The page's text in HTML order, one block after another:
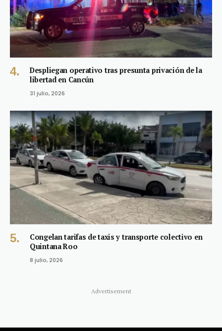
Despliegan operativo tras presunta privación de la
libertad en Cancún
31 julio, 2026
Congelan tarifas de taxis y transporte colectivo en
Quintana Roo
8 julio, 2026
Advertisement